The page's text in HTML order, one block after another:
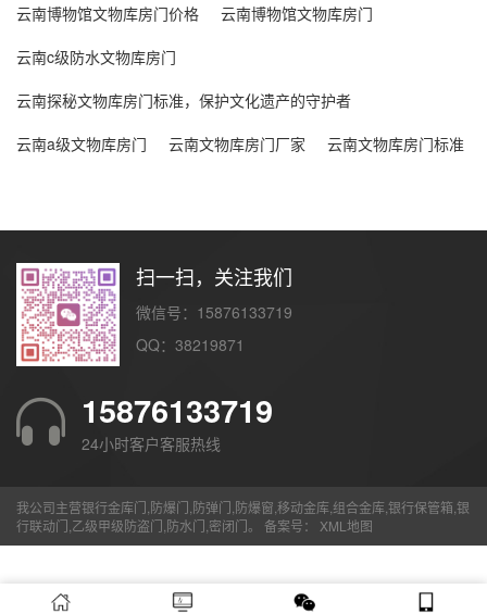
云南博物馆文物库房门价格
云南博物馆文物库房门
云南c级防水文物库房门
云南探秘文物库房门标准，保护文化遗产的守护者
云南a级文物库房门
云南文物库房门厂家 云南文物库房门标准
扫一扫，关注我们
微信号：15876133719
QQ：38219871
15876133719
24小时客户客服热线
我公司主营银行金库门,防爆门,防弹门,防爆窗,移动金库,组合金库,银行保管箱,银
行联动门,乙级甲级防盗门,防水门,密闭门。 备案号：
XML地图